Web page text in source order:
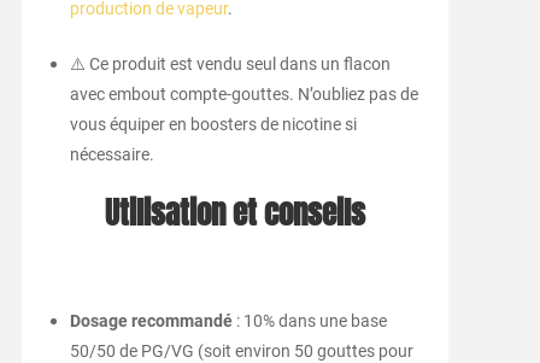
production de vapeur.
⚠️ Ce produit est vendu seul dans un flacon
avec embout compte-gouttes. N’oubliez pas de
vous équiper en boosters de nicotine si
nécessaire.
Utilisation et conseils
Dosage recommandé: 10% dans une base
50/50 de PG/VG (soit environ 50 gouttes pour